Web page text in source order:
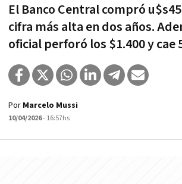
El Banco Central compró
cifra más alta en dos años.
oficial perforó los $1.400 y cae
Por Marcelo Mussi
10/04/2026- 16:57hs